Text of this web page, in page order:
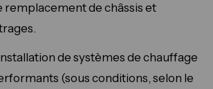
remplacement de châssis et
de systèmes de chauffage
(sous conditions, selon le